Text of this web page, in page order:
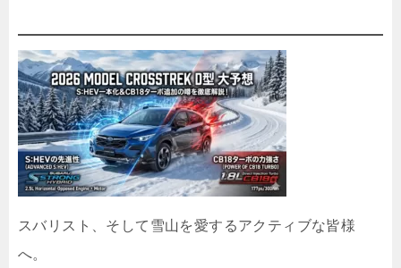
スバリスト、そして雪山を愛するアクティブな皆様
へ。